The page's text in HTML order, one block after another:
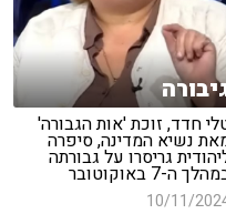
חדד, זוכת 'אות הגבורה'
נשיא המדינה, סיפרה
גריסרו על גבורתה
ה-7 באוקוטובר
10/11/